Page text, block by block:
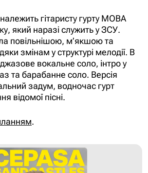
гітаристу гурту МОВА
який наразі служить у ЗСУ.
повільнішою, м’якшою та
змінам у структурі мелодії. В
вокальне соло, інтро у
та барабанне соло. Версія
задум, водночас гурт
відомої пісні.
.